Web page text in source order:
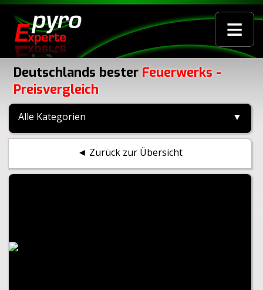
≡
Deutschlands bester Feuerwerks -
Preisvergleich
Alle Kategorien ▼
◄ Zurück zur Übersicht